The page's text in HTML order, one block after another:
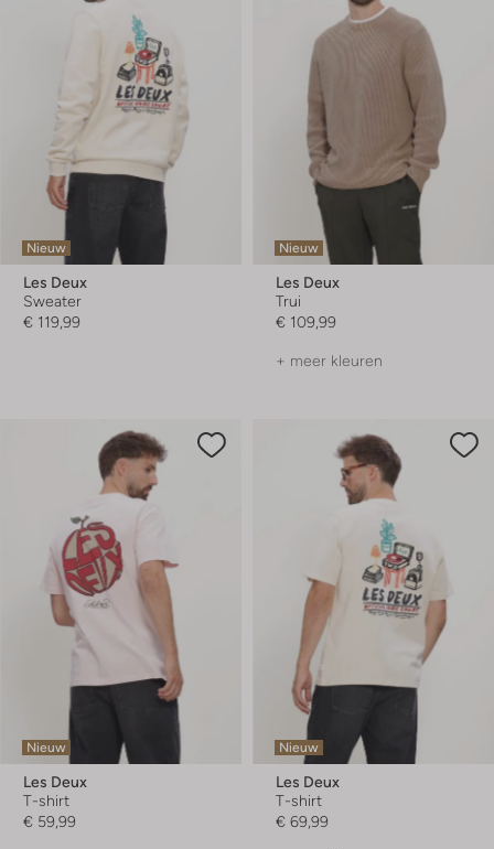
Nieuw
Les Deux
Sweater
€ 119,99
Nieuw
Les Deux
Trui
€ 109,99
+ meer kleuren
Nieuw
Les Deux
T-shirt
€ 59,99
Nieuw
Les Deux
T-shirt
€ 69,99